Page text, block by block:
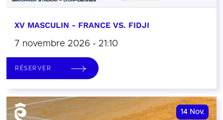
XV MASCULIN - FRANCE VS. FIDJI
7 novembre 2026 - 21:10
RÉSERVER
14 Nov.